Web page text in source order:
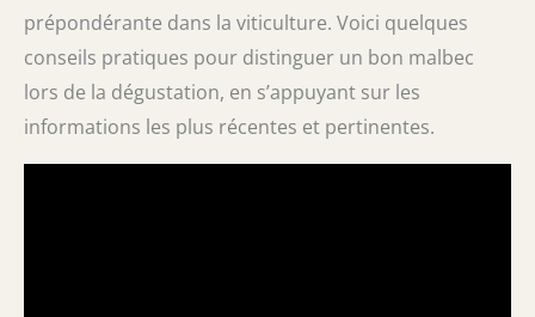
prépondérante dans la viticulture. Voici quelques
conseils pratiques pour distinguer un bon malbec
lors de la dégustation, en s’appuyant sur les
informations les plus récentes et pertinentes.